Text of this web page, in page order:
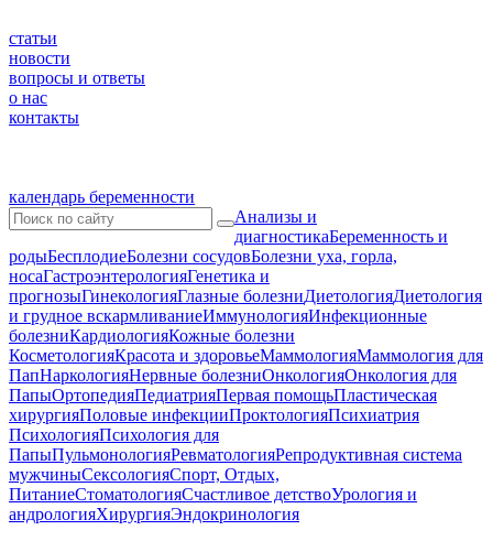
статьи
новости
вопросы и ответы
о нас
контакты
календарь беременности
Анализы и
диагностикаБеременность и
родыБесплодиеБолезни сосудовБолезни уха, горла,
носаГастроэнтерологияГенетика и
прогнозыГинекологияГлазные болезниДиетологияДиетология
и грудное вскармливаниеИммунологияИнфекционные
болезниКардиологияКожные болезни
КосметологияКрасота и здоровьеМаммологияМаммология для
ПапНаркологияНервные болезниОнкологияОнкология для
ПапыОртопедияПедиатрияПервая помощьПластическая
хирургияПоловые инфекцииПроктологияПсихиатрия
ПсихологияПсихология для
ПапыПульмонологияРевматологияРепродуктивная система
мужчиныСексологияСпорт, Отдых,
ПитаниеСтоматологияСчастливое детствоУрология и
андрологияХирургияЭндокринология